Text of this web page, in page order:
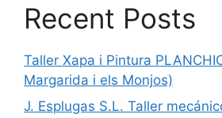
Recent Posts
Taller Xapa i Pintura
Margarida i els Monjos)
J. Esplugas S.L. Taller